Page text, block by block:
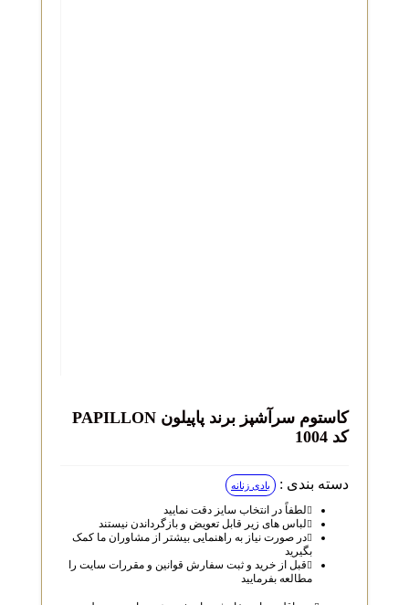
کاستوم سرآشپز برند پاپیلون PAPILLON
دسته بندی : بادی زنانه
لطفاً در انتخاب سایز دقت نمایید
لباس‌ های زیر قابل تعویض و بازگرداندن نیستند
در صورت نیاز به راهنمایی بیشتر از مشاوران ما کمک
قبل از خرید و ثبت سفارش قوانین و مقررات سایت را
مطالعه بفرمایید